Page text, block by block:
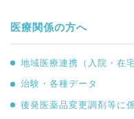
医療関係の方へ
地域医療連携（入院・在宅
治験・各種データ
後発医薬品変更調剤等に